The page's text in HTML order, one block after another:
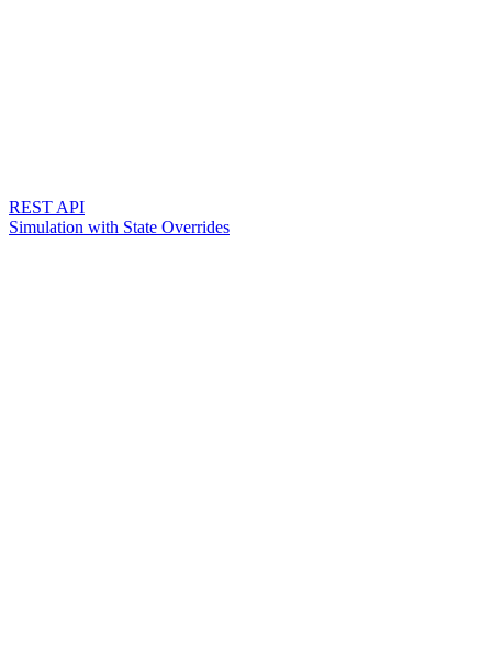
REST API
Simulation with State Overrides